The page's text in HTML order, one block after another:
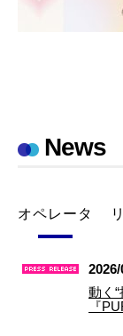
News
オペレータ
動く
『